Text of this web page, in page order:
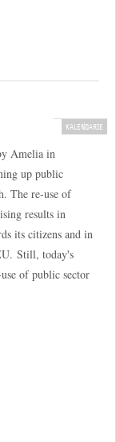
KALENDARIE
Amelia in
up public
The re-use of
results in
its citizens and in
Still, today's
of public sector